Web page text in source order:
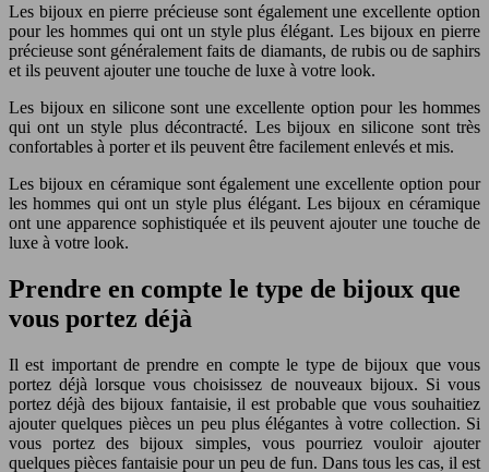
Les bijoux en pierre précieuse sont également une excellente option
pour les hommes qui ont un style plus élégant. Les bijoux en pierre
précieuse sont généralement faits de diamants, de rubis ou de saphirs
et ils peuvent ajouter une touche de luxe à votre look.
Les bijoux en silicone sont une excellente option pour les hommes
qui ont un style plus décontracté. Les bijoux en silicone sont très
confortables à porter et ils peuvent être facilement enlevés et mis.
Les bijoux en céramique sont également une excellente option pour
les hommes qui ont un style plus élégant. Les bijoux en céramique
ont une apparence sophistiquée et ils peuvent ajouter une touche de
luxe à votre look.
Prendre en compte le type de bijoux que
vous portez déjà
Il est important de prendre en compte le type de bijoux que vous
portez déjà lorsque vous choisissez de nouveaux bijoux. Si vous
portez déjà des bijoux fantaisie, il est probable que vous souhaitiez
ajouter quelques pièces un peu plus élégantes à votre collection. Si
vous portez des bijoux simples, vous pourriez vouloir ajouter
quelques pièces fantaisie pour un peu de fun. Dans tous les cas, il est